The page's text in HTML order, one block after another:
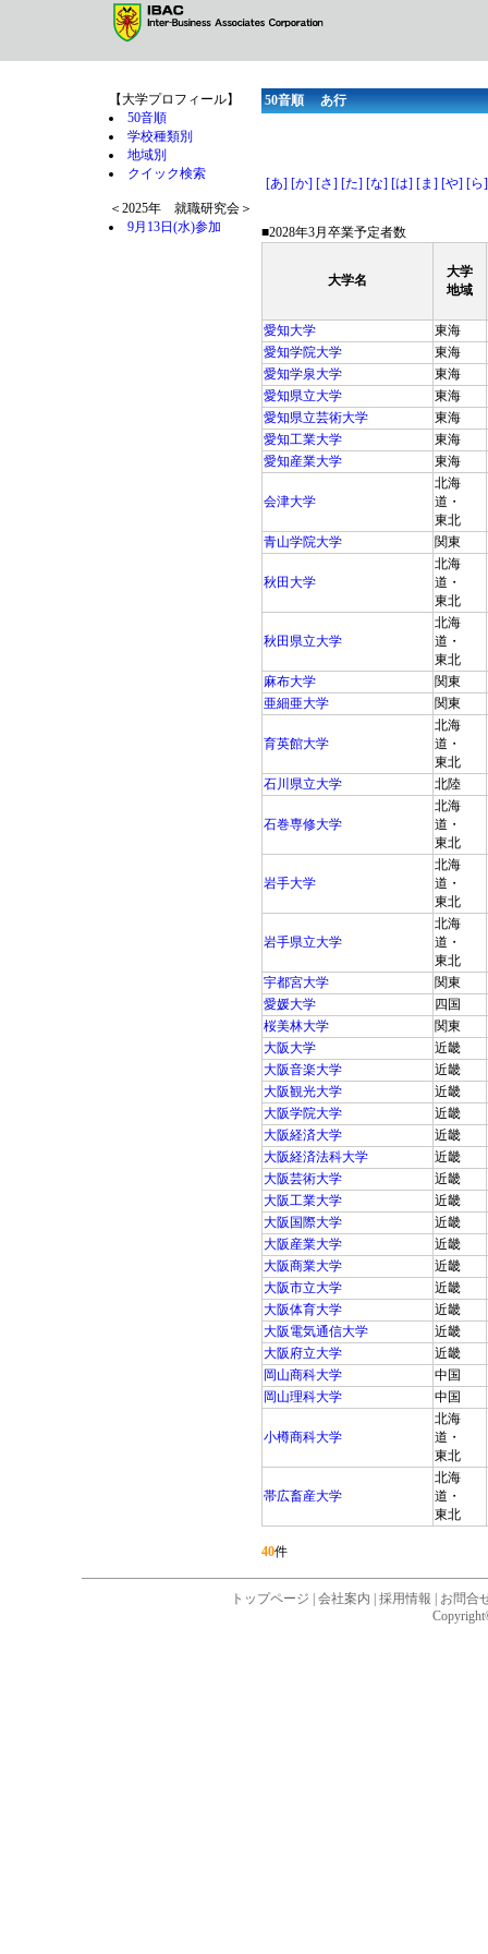
【大学プロフィール】
50音順
学校種類別
地域別
クイック検索
＜2025年 就職研究会＞
9月13日(水)参加
50音順 あ行
[あ] [か] [さ] [た] [な] [は] [ま] [や] [ら]
■2028年3月卒業予定者数
大学名
大学
地域
愛知大学
東海
愛知学院大学
東海
愛知学泉大学
東海
愛知県立大学
東海
愛知県立芸術大学
東海
愛知工業大学
東海
愛知産業大学
東海
会津大学
北海
道・
東北
青山学院大学
関東
秋田大学
北海
道・
東北
秋田県立大学
北海
道・
東北
麻布大学
関東
亜細亜大学
関東
育英館大学
北海
道・
東北
石川県立大学
北陸
石巻専修大学
北海
道・
東北
岩手大学
北海
道・
東北
岩手県立大学
北海
道・
東北
宇都宮大学
関東
愛媛大学
四国
桜美林大学
関東
大阪大学
近畿
大阪音楽大学
近畿
大阪観光大学
近畿
大阪学院大学
近畿
大阪経済大学
近畿
大阪経済法科大学
近畿
大阪芸術大学
近畿
大阪工業大学
近畿
大阪国際大学
近畿
大阪産業大学
近畿
大阪商業大学
近畿
大阪市立大学
近畿
大阪体育大学
近畿
大阪電気通信大学
近畿
大阪府立大学
近畿
岡山商科大学
中国
岡山理科大学
中国
小樽商科大学
北海
道・
東北
帯広畜産大学
北海
道・
東北
40件
トップページ 会社案内 採用情報
お問合